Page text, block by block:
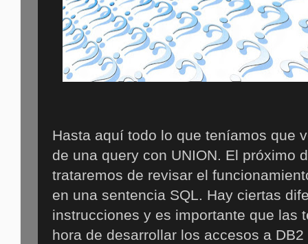
Hasta aquí todo lo que teníamos que
de una query con UNION. El próximo
trataremos de revisar el
en una sentencia SQL. Hay ciertas
instrucciones y es importante que las
hora de desarrollar los accesos a